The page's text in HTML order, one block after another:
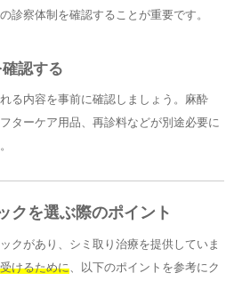
診察体制を確認することが重要です。
認する
る内容を事前に確認しましょう。麻酔
ターケア用品、再診料などが別途必要に
クを選ぶ際のポイント
クがあり、シミ取り治療を提供していま
けるために、以下のポイントを参考にク